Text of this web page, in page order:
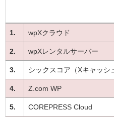
wpXクラウド
wpXレンタルサーバー
シックスコア（Xキャッシ
Z.com WP
COREPRESS Cloud